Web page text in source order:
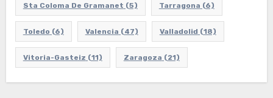
Sta Coloma De Gramanet (5) Tarragona (6)
Toledo (6) Valencia (47) Valladolid (18)
Vitoria-Gasteiz (11) Zaragoza (21)